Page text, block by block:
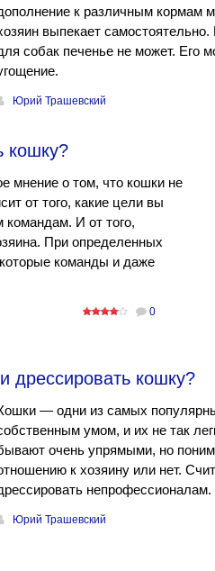
к различным кормам
выпекает
собак печенье не может. Его
Юрий Трашевский
кошку?
мнение о том, что кошки не
от того, какие цели вы
командам. И от того,
При определенных
команды и даже
0
дрессировать кошку?
— одни из самых
умом, и их не так
очень упрямыми, но
к хозяину или нет.
Юрий Трашевский